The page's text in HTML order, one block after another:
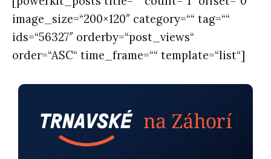
image_size=“200×120″ category=““ tag=““
ids=“56327″ orderby=“post_views“
order=“ASC“ time_frame=““ template=“list“]